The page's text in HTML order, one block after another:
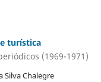
turística
(1969-1971)
Silva Chalegre